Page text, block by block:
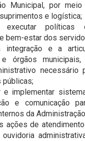
Municipal, por
e logística;
executar políticas
bem-estar dos
integração e a
e órgãos
necessário
públicas;
e implementar
e comunicação
da
ações de